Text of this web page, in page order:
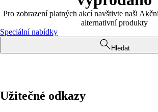
Pro zobrazení platných akcí navštivte naši
alternativní produkty
Speciální nabídky
Hledat
Užitečné odkazy